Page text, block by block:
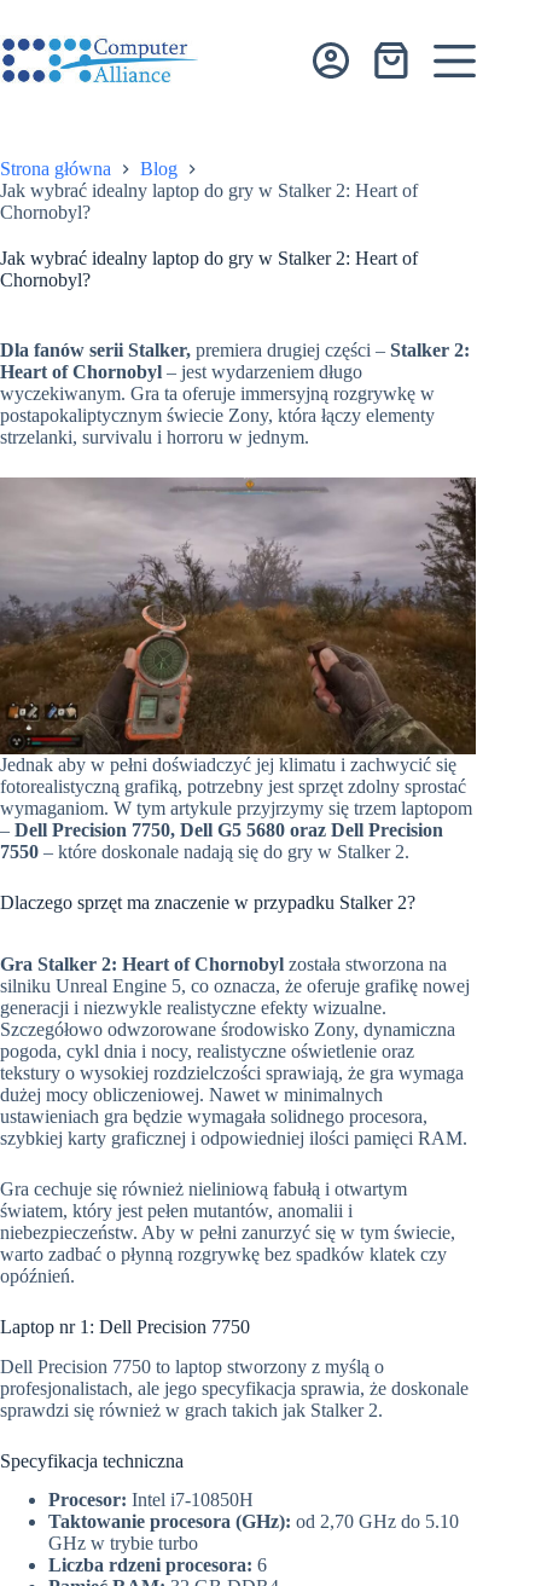
treści
Koszyk
Strona główna
Blog
Jak wybrać idealny laptop do gry w Stalker 2: Heart of
Chornobyl?
Jak wybrać idealny laptop do gry w Stalker 2: Heart of
Chornobyl?
Dla fanów serii Stalker, premiera drugiej części – Stalker 2:
Heart of Chornobyl – jest wydarzeniem długo
wyczekiwanym. Gra ta oferuje immersyjną rozgrywkę w
postapokaliptycznym świecie Zony, która łączy elementy
strzelanki, survivalu i horroru w jednym.
Jednak aby w pełni doświadczyć jej klimatu i zachwycić się
fotorealistyczną grafiką, potrzebny jest sprzęt zdolny sprostać
wymaganiom. W tym artykule przyjrzymy się trzem laptopom
– Dell Precision 7750, Dell G5 5680 oraz Dell Precision
7550 – które doskonale nadają się do gry w Stalker 2.
Dlaczego sprzęt ma znaczenie w przypadku Stalker 2?
Gra Stalker 2: Heart of Chornobyl została stworzona na
silniku Unreal Engine 5, co oznacza, że oferuje grafikę nowej
generacji i niezwykle realistyczne efekty wizualne.
Szczegółowo odwzorowane środowisko Zony, dynamiczna
pogoda, cykl dnia i nocy, realistyczne oświetlenie oraz
tekstury o wysokiej rozdzielczości sprawiają, że gra wymaga
dużej mocy obliczeniowej. Nawet w minimalnych
ustawieniach gra będzie wymagała solidnego procesora,
szybkiej karty graficznej i odpowiedniej ilości pamięci RAM.
Gra cechuje się również nieliniową fabułą i otwartym
światem, który jest pełen mutantów, anomalii i
niebezpieczeństw. Aby w pełni zanurzyć się w tym świecie,
warto zadbać o płynną rozgrywkę bez spadków klatek czy
opóźnień.
Laptop nr 1: Dell Precision 7750
Dell Precision 7750 to laptop stworzony z myślą o
profesjonalistach, ale jego specyfikacja sprawia, że doskonale
sprawdzi się również w grach takich jak Stalker 2.
Specyfikacja techniczna
Procesor: Intel i7-10850H
Taktowanie procesora (GHz): od 2,70 GHz do 5.10
GHz w trybie turbo
Liczba rdzeni procesora: 6